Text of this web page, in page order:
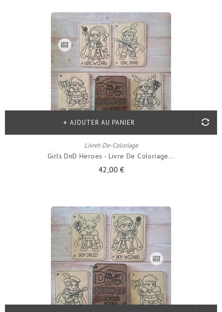
Livret-De-Coloriage
Girls DnD Heroes - Livre De Coloriage...
42,00 €
AJOUTER AU PANIER